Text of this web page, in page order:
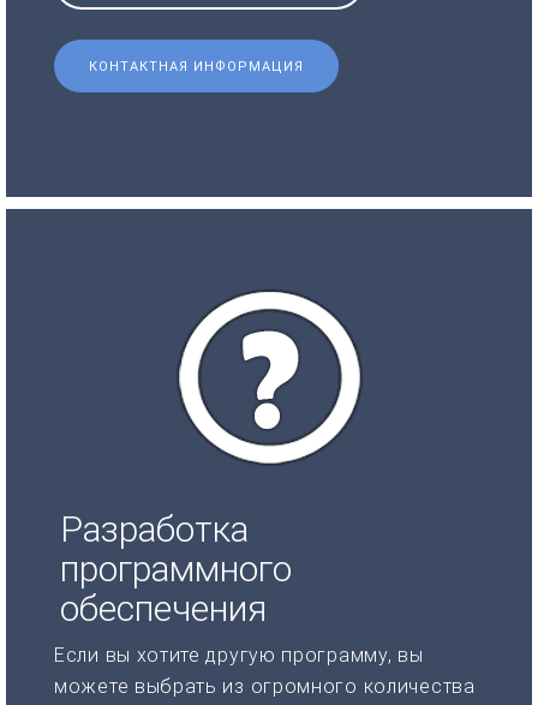
КОНТАКТНАЯ ИНФОРМАЦИЯ
Разработка
программного
обеспечения
Если вы хотите другую программу, вы
можете выбрать из огромного количества